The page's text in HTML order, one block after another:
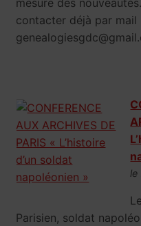
mesure des
contacter déjà par mail
le
Parisien, soldat